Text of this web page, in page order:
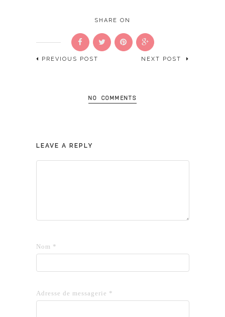
SHARE ON
PREVIOUS POST NEXT POST
NO COMMENTS
LEAVE A REPLY
Nom *
Adresse de messagerie *